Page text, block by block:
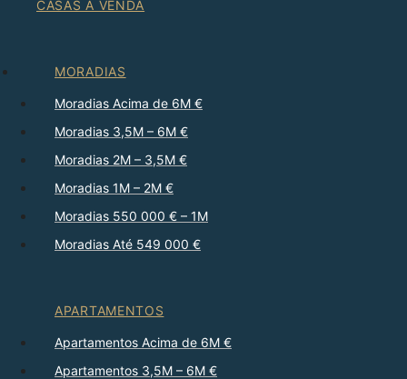
CASAS À VENDA
MORADIAS
Moradias Acima de 6M €
Moradias 3,5M – 6M €
Moradias 2M – 3,5M €
Moradias 1M – 2M €
Moradias 550 000 € – 1M
Moradias Até 549 000 €
APARTAMENTOS
Apartamentos Acima de 6M €
Apartamentos 3,5M – 6M €